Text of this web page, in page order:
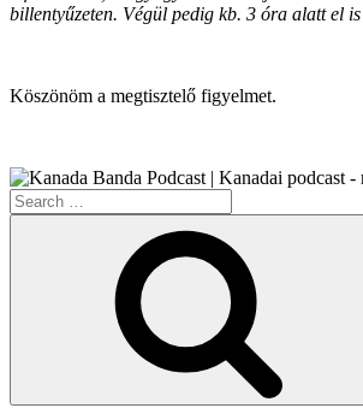
billentyűzeten. Végül pedig kb. 3 óra alatt el
Köszönöm a megtisztelő figyelmet.
Search
for: